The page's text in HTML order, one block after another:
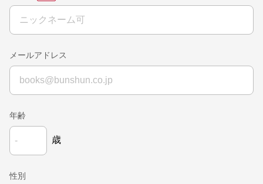
メールアドレス
年齢
歳
性別